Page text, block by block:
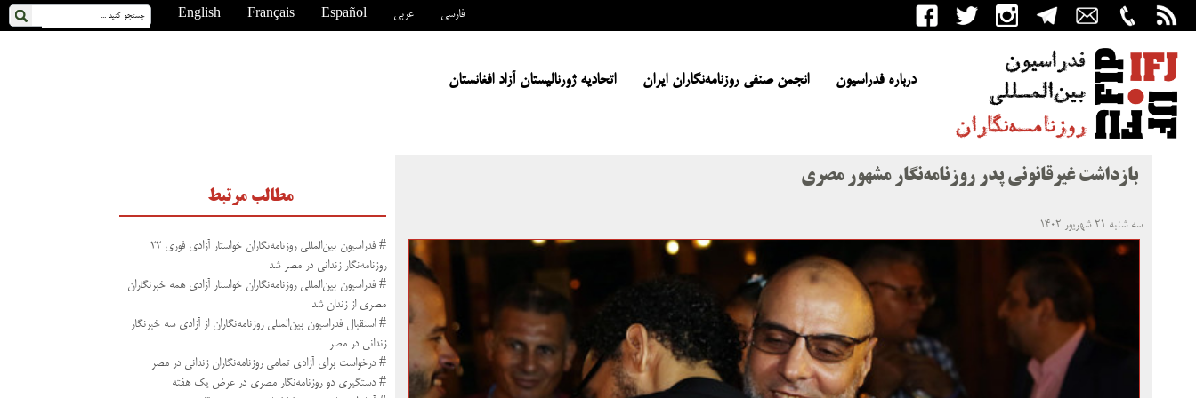
English Français Español عربی فارسی
درباره فدراسیون انجمن صنفی روزنامه‌نگاران ایران اتحادیه ژورنالیستان آزاد افغانستان
بازداشت غیرقانونی پدر روزنامه‌نگار مشهور مصری
سه شنبه ۲۱ شهریور ۱۴۰۲
مطالب مرتبط
# فدراسیون بین‌المللی روزنامه‌نگاران خواستار آزادی فوری ۲۲
روزنامه‌نگار زندانی در مصر شد
# فدراسیون بین‌المللی روزنامه‌نگاران خواستار آزادی همه خبرنگاران
مصری از زندان شد
# استقبال فدراسیون بین‌المللی روزنامه‌نگاران از آزادی سه خبرنگار
زندانی در مصر
# درخواست برای آزادی تمامی روزنامه‌نگاران زندانی در مصر
# دستگیری دو روزنامه‌نگار مصری در عرض یک هفته